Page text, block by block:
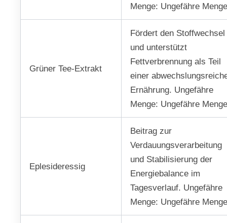
Menge: Ungefähre
Grüner Tee-Extrakt
Fördert den Stoffwechsel
und unterstützt
Fettverbrennung als Teil
einer
Ernährung. Ungefähre
Menge: Ungefähre
Eplesideressig
Beitrag zur
Verdauungsverarbeitung
und Stabilisierung der
Energiebalance im
Tagesverlauf. Ungefähre
Menge: Ungefähre